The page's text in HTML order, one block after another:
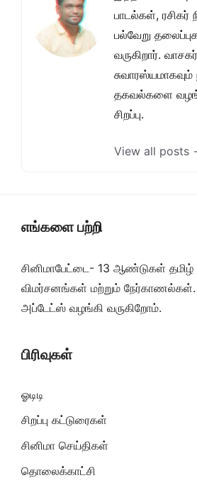
பாடல்கள், ரசிகர்
பல்வேறு
வருகிறார்.
தகவல்களை
சிறப்பு.
View all posts
எங்களை பற்றி
சினிமாபேட்டை- 13 ஆண்டுகள் தமிழ்
விமர்சனங்கள் மற்றும்
அப்டேட்ஸ் வழங்கி வருகிறோம்.
பிரிவுகள்
ஓடிடி
சிறப்பு கட்டுரைகள்
சினிமா செய்திகள்
தொலைக்காட்சி